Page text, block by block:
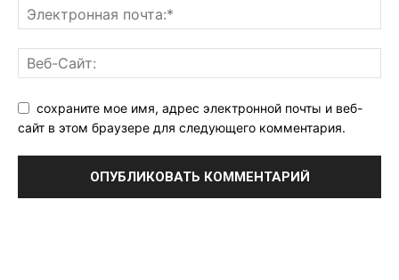
сохраните мое имя, адрес электронной почты и веб-
сайт в этом браузере для следующего комментария.